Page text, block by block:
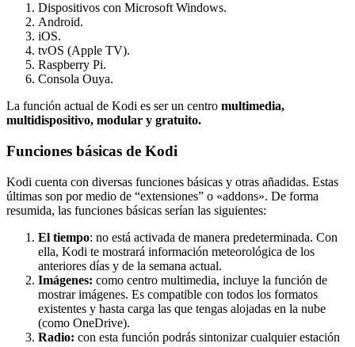
Dispositivos con Microsoft Windows.
Android.
iOS.
tvOS (Apple TV).
Raspberry Pi.
Consola Ouya.
La función actual de Kodi es ser un centro multimedia,
multidispositivo, modular y gratuito.
Funciones básicas de Kodi
Kodi cuenta con diversas funciones básicas y otras añadidas. Estas
últimas son por medio de “extensiones” o «addons». De forma
resumida, las funciones básicas serían las siguientes:
El tiempo: no está activada de manera predeterminada. Con
ella, Kodi te mostrará información meteorológica de los
anteriores días y de la semana actual.
Imágenes: como centro multimedia, incluye la función de
mostrar imágenes. Es compatible con todos los formatos
existentes y hasta carga las que tengas alojadas en la nube
(como OneDrive).
Radio: con esta función podrás sintonizar cualquier estación